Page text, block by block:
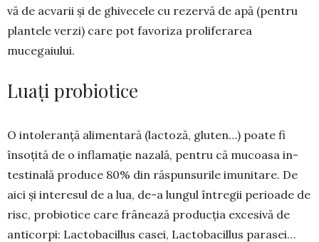
vă de acvarii și de ghivecele cu rezervă de apă (pen­tru
plantele verzi) care pot favo­riza pro­liferarea
mucegaiului.
Luați probiotice
O intoleranță alimentară (lactoză, gluten…) poate fi
însoțită de o infla­mație nazală, pentru că mucoasa in­
tes­tinală produce 80% din răspun­su­rile imunitare. De
aici și interesul de a lua, de-a lungul întregii perioade de
risc, probiotice care frânează pro­duc­ția excesivă de
anticorpi: Lacto­ba­cillus casei, Lactobacillus parasei…